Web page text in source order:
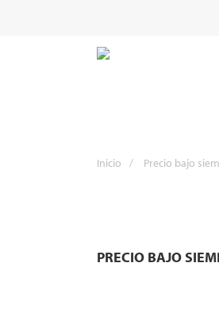
Inicio / Precio bajo
PRECIO BAJO